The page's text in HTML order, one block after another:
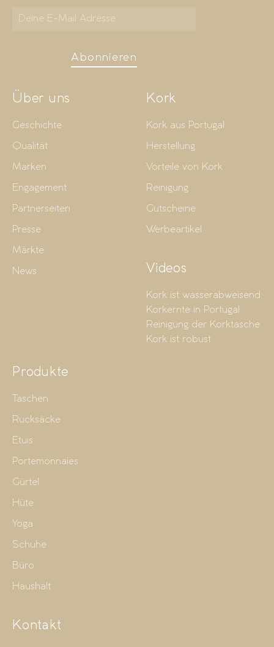
Abonnieren
Über uns
Geschichte
Qualität
Marken
Engagement
Partnerseiten
Presse
Märkte
News
Kork
Kork aus Portugal
Herstellung
Vorteile von Kork
Reinigung
Gutscheine
Werbeartikel
Videos
Kork ist wasserabweisend
Korkernte in Portugal
Reinigung der Korktasche
Kork ist robust
Produkte
Taschen
Rucksäcke
Etuis
Portemonnaies
Gürtel
Hüte
Yoga
Schuhe
Büro
Haushalt
Kontakt